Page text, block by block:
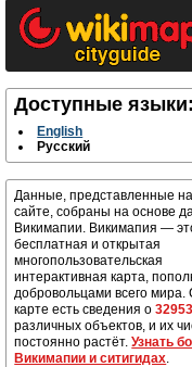
Доступные языки:
English
Русский
Данные, представленные
сайте, собраны на основе
Викимапии. Викимапия —
бесплатная и открытая
многопользовательская
интерактивная карта,
добровольцами всего мира.
карте есть сведения о
различных объектов, и их
постоянно растёт.Узнать
Викимапии и ситигидах.